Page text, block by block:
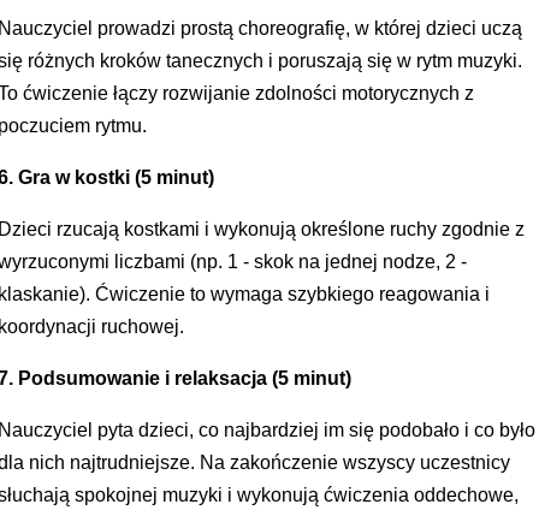
prowadzi prostą choreografię, w której dzieci uczą
różnych kroków tanecznych i poruszają się w rytm muzyki.
ćwiczenie łączy rozwijanie zdolności motorycznych z
rytmu.
Gra w kostki (5 minut)
rzucają kostkami i wykonują określone ruchy zgodnie z
liczbami (np. 1 - skok na jednej nodze, 2 -
Ćwiczenie to wymaga szybkiego reagowania i
ruchowej.
Podsumowanie i relaksacja (5 minut)
pyta dzieci, co najbardziej im się podobało i co było
nich najtrudniejsze. Na zakończenie wszyscy uczestnicy
spokojnej muzyki i wykonują ćwiczenia oddechowe,